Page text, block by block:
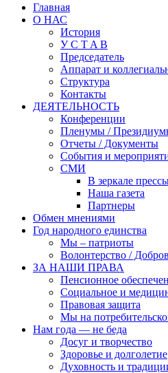
Главная
О НАС
История
У С T A B
Председатель
Аппарат и
Структура
Контакты
ДЕЯТЕЛЬНОСТЬ
Конференции
Пленумы /
Отчеты / Документы
События и
СМИ
В зеркале
Наша газета
Партнеры
Обмен мнениями
Год народного единства
Мы – патриоты
Волонтерство /
ЗА НАШИ ПРАВА
Пенсионное
Социальное и
Правовая защита
Мы на
Нам года — не беда
Досуг и творчество
Здоровье и долголетие
Духовность и